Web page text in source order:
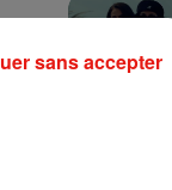
sans accepter